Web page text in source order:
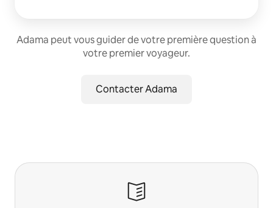
Adama peut vous guider de votre première question à
votre premier voyageur.
Contacter Adama